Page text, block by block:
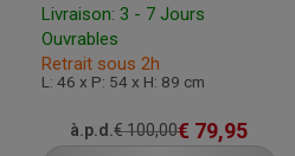
Livraison: 3 - 7 Jours
Ouvrables
Retrait sous 2h
L: 46 x P: 54 x H: 89 cm
à.p.d.€100,00€ 79,95